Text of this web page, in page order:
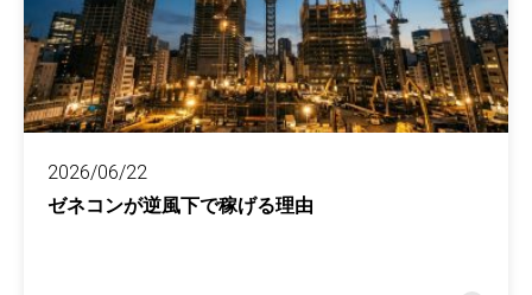
2026/06/22
ゼネコンが逆風下で稼げる理由